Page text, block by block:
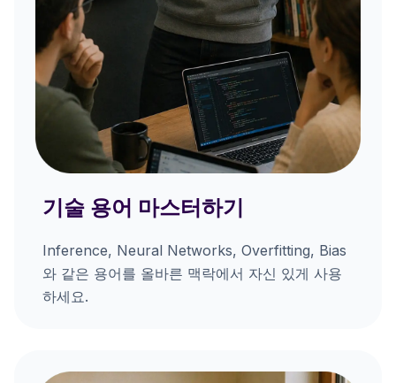
기술 용어 마스터하기
Inference, Neural Networks, Overfitting, Bias
와 같은 용어를 올바른 맥락에서 자신 있게 사용
하세요.